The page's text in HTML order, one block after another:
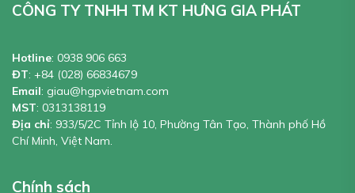
CÔNG TY TNHH TM KT HƯNG GIA PHÁT
Hotline: 0938 906 663
ĐT: +84 (028) 66834679
Email: giau@hgpvietnam.com
MST: 0313138119
Địa chỉ: 933/5/2C Tỉnh lộ 10, Phường Tân Tạo, Thành phố Hồ
Chí Minh, Việt Nam.
Chính sách